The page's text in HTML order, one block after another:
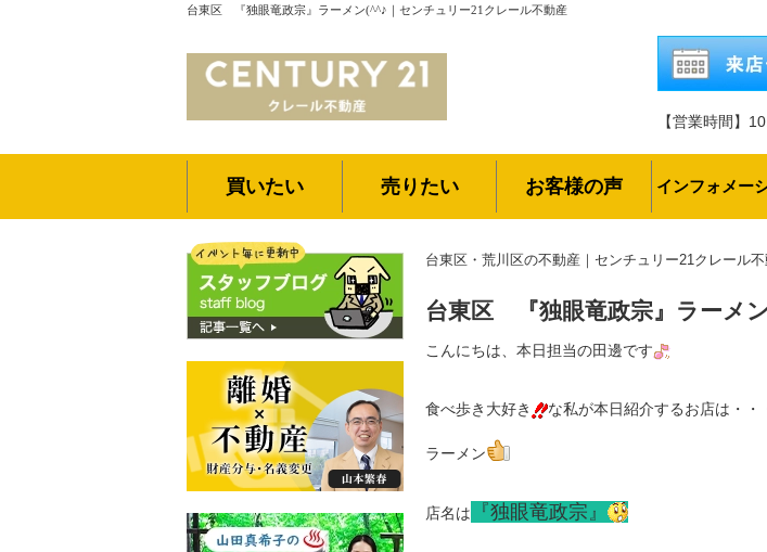
台東区 『独眼竜政宗』ラーメン(^^♪｜センチュリー21クレール不動産
【営業時間】
買いたい 売りたい お客様の声 インフォメー
台東区・荒川区の不動産｜センチュリー21クレール
台東区 『独眼竜政宗』ラーメ
こんにちは、本日担当の田邊です
食べ歩き大好き な私が本日紹介するお店は・・
ラーメン
店名は 『独眼竜政宗』